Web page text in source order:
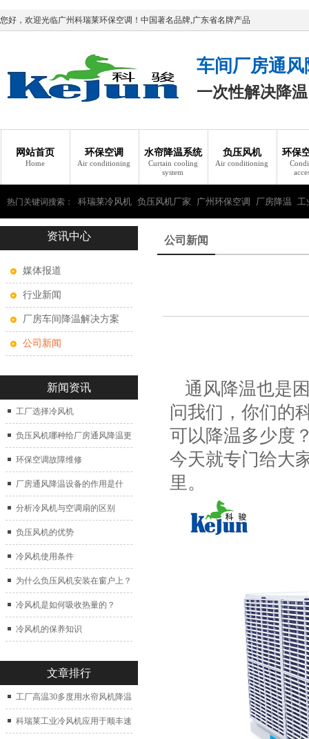
您好，欢迎光临广州科瑞莱环保空调！中国著名品牌,广东省名牌产品
车间厂房通
一次性解决降
网站首页
Home
环保空调
Air conditioning
水帘降温系统
Curtain cooling
system
负压风机
Air conditioning
环保
热门关键词搜索： 科瑞莱冷风机 负压风机厂家 广州环保空调 厂房降温 工
瑞莱环保空调资讯中心
媒体报道
行业新闻
厂房车间降温解决方案
公司新闻
新闻资讯
工厂选择冷风机
负压风机哪种给厂房通风降温更
好？
环保空调故障维修
厂房通风降温设备的作用是什
么？
分析冷风机与空调扇的区别
负压风机的优势
冷风机使用条件
为什么负压风机安装在窗户上？
冷风机是如何吸收热量的？
冷风机的保养知识
文章排行
工厂高温30多度用水帘风机降温
科瑞莱工业冷风机应用于顺丰速
公司新闻
通风降温也是
问我们，你们的
可以降温多少度
今天就专门给大
里。